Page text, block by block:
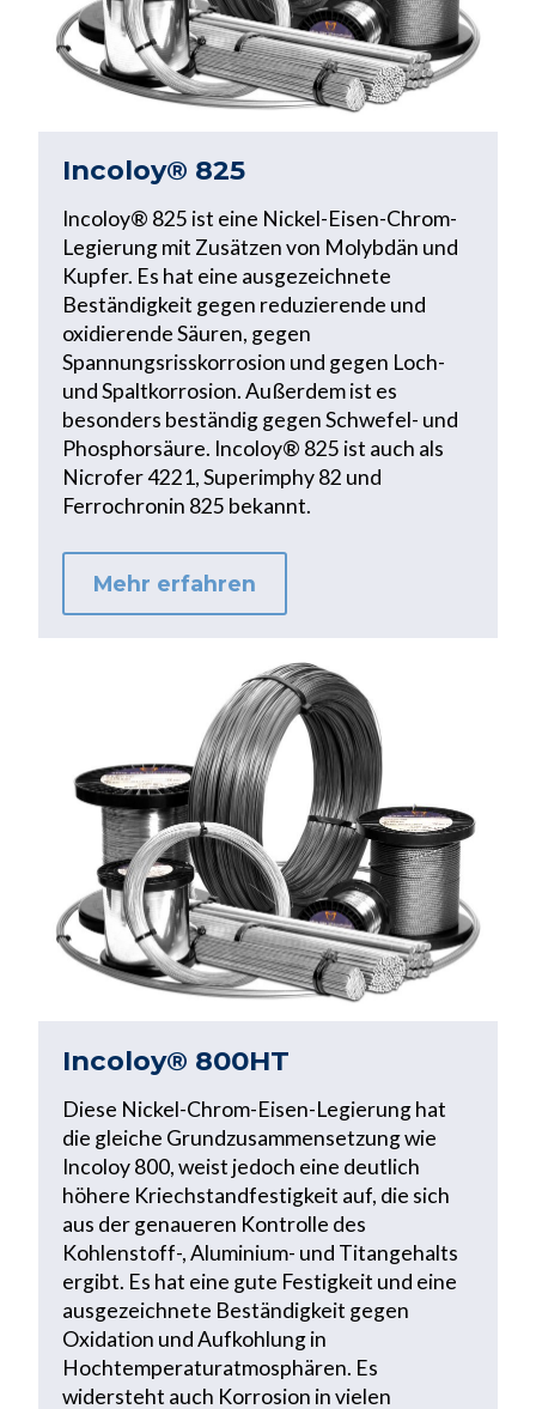
Incoloy® 825
Incoloy® 825 ist eine Nickel-Eisen-Chrom-
Legierung mit Zusätzen von Molybdän und
Kupfer. Es hat eine ausgezeichnete
Beständigkeit gegen reduzierende und
oxidierende Säuren, gegen
Spannungsrisskorrosion und gegen Loch-
und Spaltkorrosion. Außerdem ist es
besonders beständig gegen Schwefel- und
Phosphorsäure. Incoloy® 825 ist auch als
Nicrofer 4221, Superimphy 82 und
Ferrochronin 825 bekannt.
Mehr erfahren
Incoloy® 800HT
Diese Nickel-Chrom-Eisen-Legierung hat
die gleiche Grundzusammensetzung wie
Incoloy 800, weist jedoch eine deutlich
höhere Kriechstandfestigkeit auf, die sich
aus der genaueren Kontrolle des
Kohlenstoff-, Aluminium- und Titangehalts
ergibt. Es hat eine gute Festigkeit und eine
ausgezeichnete Beständigkeit gegen
Oxidation und Aufkohlung in
Hochtemperaturatmosphären. Es
widersteht auch Korrosion in vielen